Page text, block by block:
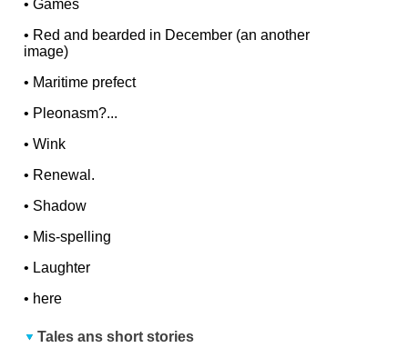
•Games
• Red and bearded in December (an another
image)
• Maritime prefect
• Pleonasm?...
•Wink
• Renewal.
• Shadow
• Mis-spelling
• Laughter
• here
Tales ans short stories